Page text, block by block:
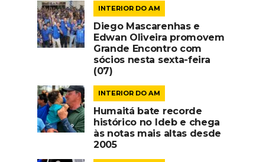
INTERIOR DO AM
Diego Mascarenhas e
Edwan Oliveira promovem
Grande Encontro com
sócios nesta sexta-feira
(07)
INTERIOR DO AM
Humaitá bate recorde
histórico no Ideb e chega
às notas mais altas desde
2005